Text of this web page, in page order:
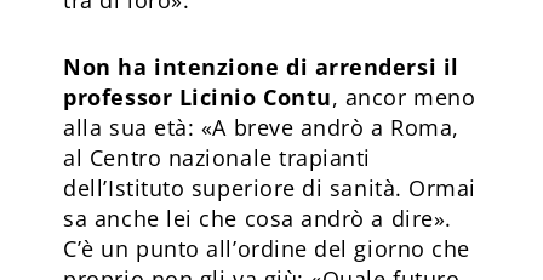
Non ha intenzione di arrendersi il
professor Licinio Contu, ancor meno
alla sua età: «A breve andrò a Roma,
al Centro nazionale trapianti
dell’Istituto superiore di sanità. Ormai
sa anche lei che cosa andrò a dire».
C’è un punto all’ordine del giorno che